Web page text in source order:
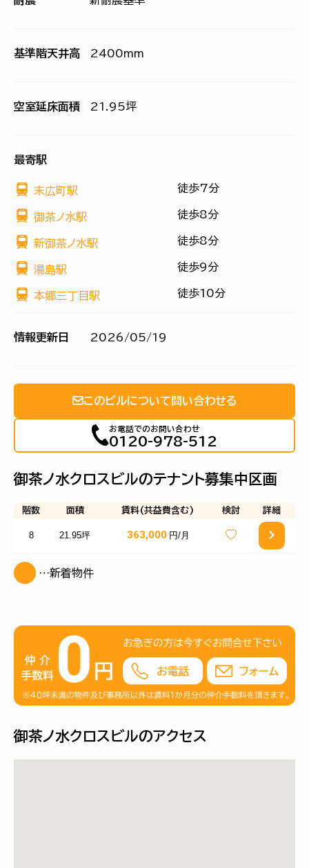
基準階天井高 2400mm
空室延床面積 21.95坪
最寄駅
末広町駅 徒歩7分
御茶ノ水駅 徒歩8分
新御茶ノ水駅 徒歩8分
湯島駅 徒歩9分
本郷三丁目駅 徒歩10分
情報更新日 2026/05/19
このビルについて問い合わせる
お電話でのお問い合わせ
0120-978-512
御茶ノ水クロスビルのテナント募集中区画
階数 面積 賃料(共益費含む) 検討 詳細
8 21.95坪 363,000 円/月
…新着物件
御茶ノ水クロスビルのアクセス